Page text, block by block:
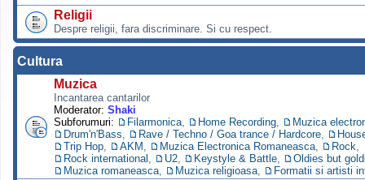
Religii
Despre religii, fara discriminare. Si cu respect.
Cultura
Muzica
Incantarea cantarilor
Moderator: Shaki
Subforumuri:
Filarmonica Home Recording
Muzica
Drum'n'Bass
Rave / Techno / Goa trance / Hardcore
Trip Hop
AKM Muzica Electronica Romaneasca Rock
Rock international
U2 Keystyle & Battle
Oldies but
Muzica romaneasca
Muzica religioasa Formatii si artisti